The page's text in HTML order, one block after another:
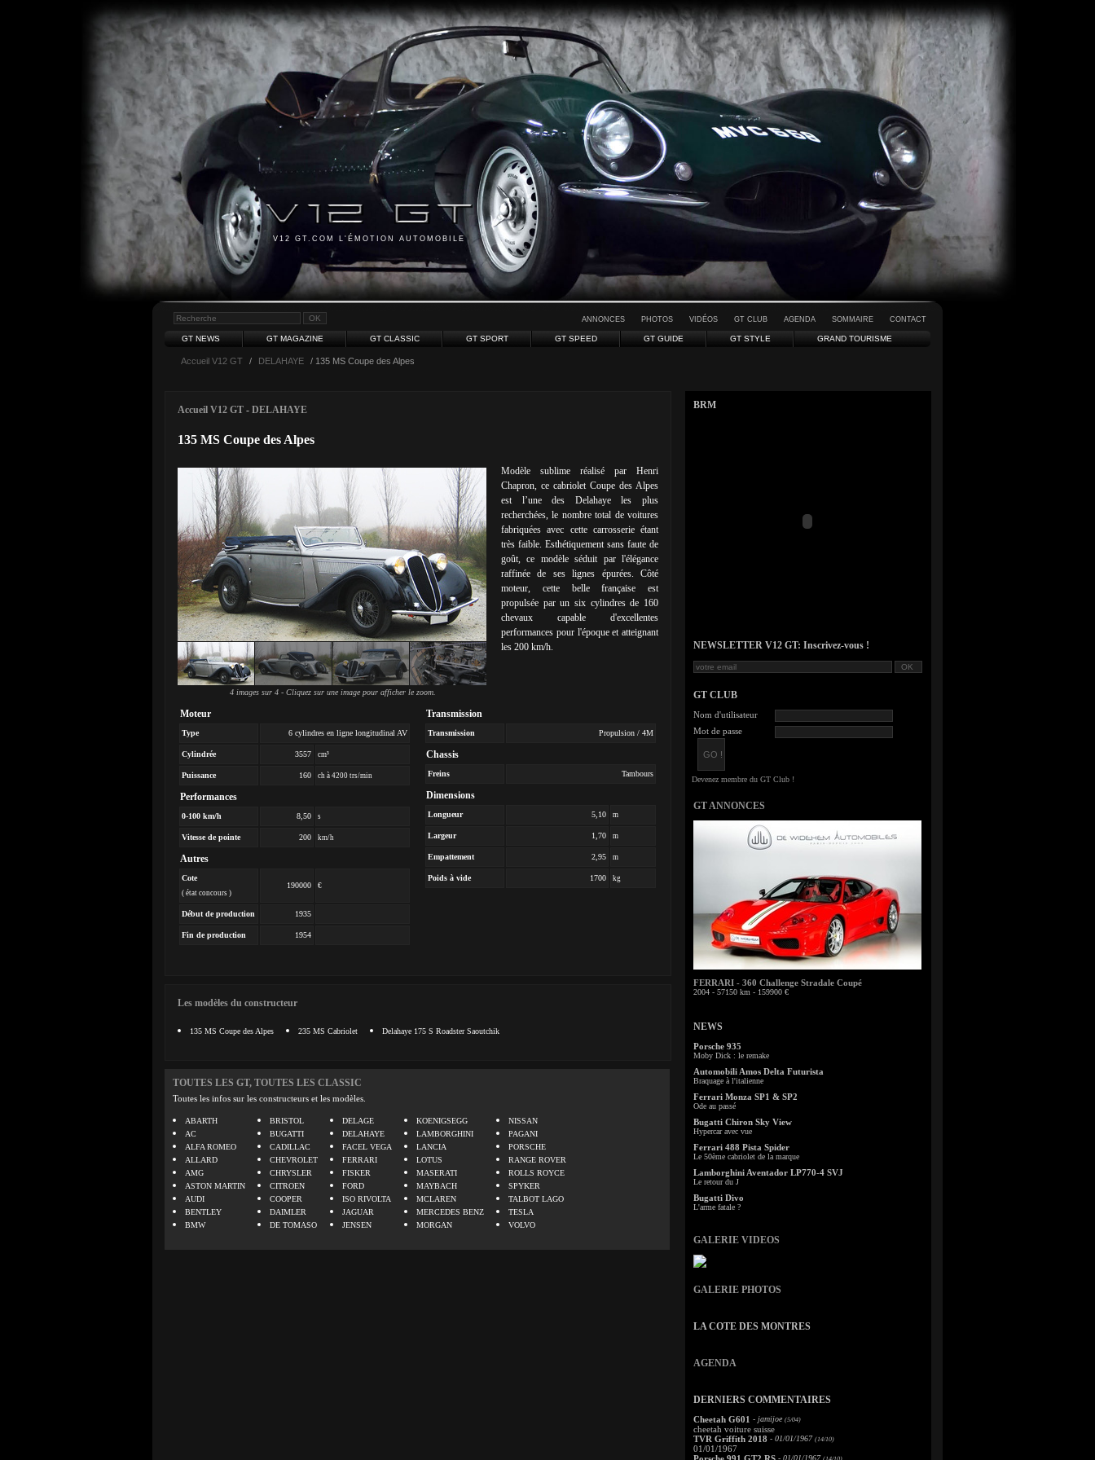
V12 GT.COM L'ÉMOTION AUTOMOBILE
ANNONCES PHOTOS VIDÉOS GT CLUB AGENDA SOMMAIRE CONTACT
GT NEWS GT MAGAZINE GT CLASSIC GT SPORT GT SPEED GT GUIDE GT STYLE GRAND TOURISME
Accueil V12 GT / DELAHAYE / 135 MS Coupe des Alpes
Accueil V12 GT - DELAHAYE
135 MS Coupe des Alpes
4 images sur 4 - Cliquez sur une image pour afficher le zoom.
Modèle sublime réalisé par Henri
Chapron, ce cabriolet Coupe des Alpes
est l’une des Delahaye les plus
recherchées, le nombre total de voitures
fabriquées avec cette carrosserie étant
très faible. Esthétiquement sans faute de
goût, ce modèle séduit par l'élégance
raffinée de ses lignes épurées. Côté
moteur, cette belle française est
propulsée par un six cylindres de 160
chevaux capable d'excellentes
performances pour l'époque et atteignant
les 200 km/h.
Moteur
Type 6 cylindres en ligne longitudinal AV
Cylindrée 3557 cm³
Puissance 160 ch à 4200 trs/min
Performances
0-100 km/h 8,50 s
Vitesse de pointe 200 km/h
Autres
Cote
( état concours )
190000 €
Début de production 1935
Fin de production 1954
Transmission
Transmission Propulsion / 4M
Chassis
Freins Tambours
Dimensions
Longueur 5,10 m
Largeur 1,70 m
Empattement 2,95 m
Poids à vide 1700 kg
Les modèles du constructeur
135 MS Coupe des Alpes 235 MS Cabriolet Delahaye 175 S Roadster Saoutchik
TOUTES LES GT, TOUTES LES CLASSIC
Toutes les infos sur les constructeurs et les modèles.
ABARTH
AC
ALFA ROMEO
ALLARD
AMG
ASTON MARTIN
AUDI
BENTLEY
BMW
BRISTOL
BUGATTI
CADILLAC
CHEVROLET
CHRYSLER
CITROEN
COOPER
DAIMLER
DE TOMASO
DELAGE
DELAHAYE
FACEL VEGA
FERRARI
FISKER
FORD
ISO RIVOLTA
JAGUAR
JENSEN
KOENIGSEGG
LAMBORGHINI
LANCIA
LOTUS
MASERATI
MAYBACH
MCLAREN
MERCEDES BENZ
MORGAN
NISSAN
PAGANI
PORSCHE
RANGE ROVER
ROLLS ROYCE
SPYKER
TALBOT LAGO
TESLA
VOLVO
BRM
NEWSLETTER V12 GT: Inscrivez-vous !
GT CLUB
Nom d'utilisateur
Mot de passe
GT ANNONCES
FERRARI - 360 Challenge Stradale Coupé
2004 - 57150 km - 159900 €
NEWS
Porsche 935
Moby Dick : le remake
Automobili Amos Delta Futurista
Braquage à l'italienne
Ferrari Monza SP1 & SP2
Ode au passé
Bugatti Chiron Sky View
Hypercar avec vue
Ferrari 488 Pista Spider
Le 50ème cabriolet de la marque
Lamborghini Aventador LP770-4 SVJ
Le retour du J
Bugatti Divo
L'arme fatale ?
GALERIE VIDEOS
GALERIE PHOTOS
LA COTE DES MONTRES
AGENDA
DERNIERS COMMENTAIRES
Cheetah G601 - jamijoe (5/04)
cheetah voiture suisse
TVR Griffith 2018 - 01/01/1967 (14/10)
01/01/1967
- 01/01/1967